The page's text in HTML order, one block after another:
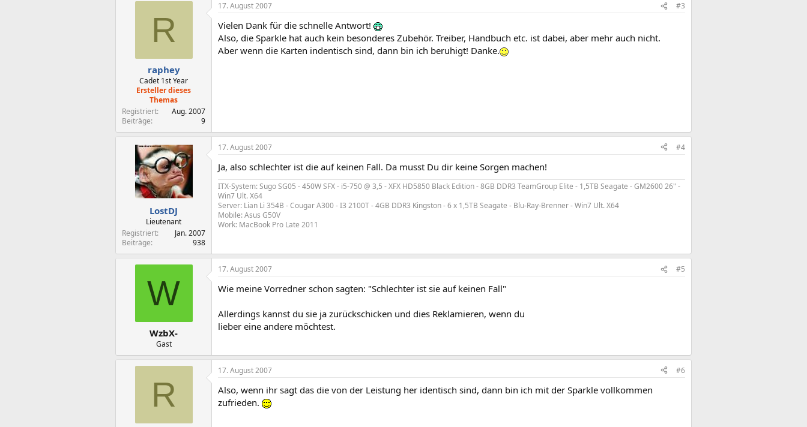
R
raphey
Cadet 1st Year
Ersteller dieses
Themas
Registriert
Aug. 2007
Beiträge
9
17. August 2007 #3
Vielen Dank für die schnelle Antwort!
Also, die Sparkle hat auch kein besonderes Zubehör. Treiber, Handbuch etc. ist dabei, aber mehr auch nicht.
Aber wenn die Karten indentisch sind, dann bin ich beruhigt! Danke.
LostDJ
Lieutenant
Registriert
Jan. 2007
Beiträge
938
17. August 2007 #4
Ja, also schlechter ist die auf keinen Fall. Da musst Du dir keine Sorgen machen!
ITX-System: Sugo SG05 - 450W SFX - i5-750 @ 3,5 - XFX HD5850 Black Edition - 8GB DDR3 TeamGroup Elite - 1,5TB Seagate - GM2600 26" -
Win7 Ult. X64
Server: Lian Li 354B - Cougar A300 - I3 2100T - 4GB DDR3 Kingston - 6 x 1,5TB Seagate - Blu-Ray-Brenner - Win7 Ult. X64
Mobile: Asus G50V
Work: MacBook Pro Late 2011
W
WzbX-
Gast
17. August 2007 #5
Wie meine Vorredner schon sagten: "Schlechter ist sie auf keinen Fall"
Allerdings kannst du sie ja zurückschicken und dies Reklamieren, wenn du
lieber eine andere möchtest.
R
17. August 2007 #6
Also, wenn ihr sagt das die von der Leistung her identisch sind, dann bin ich mit der Sparkle vollkommen
zufrieden.